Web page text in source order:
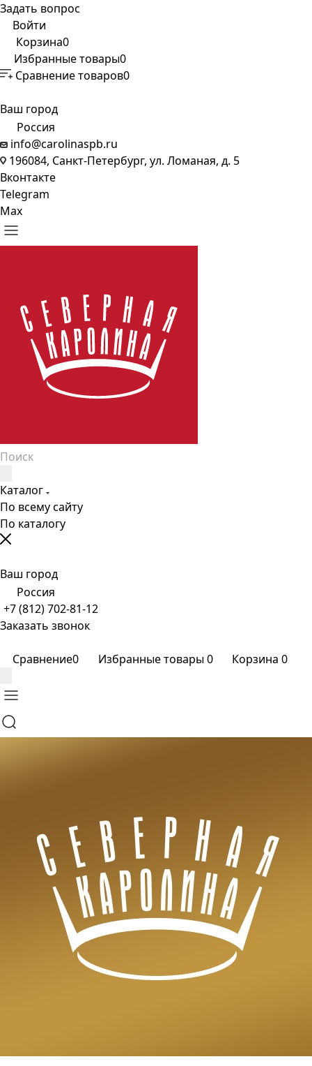
Задать вопрос
Войти
Корзина0
Избранные товары0
Сравнение товаров0
Ваш город
Россия
info@carolinaspb.ru
196084, Санкт-Петербург, ул. Ломаная, д. 5
Вконтакте
Telegram
Max
Каталог
По всему сайту
По каталогу
Ваш город
Россия
+7 (812) 702-81-12
Заказать звонок
Сравнение0 Избранные товары0 Корзина 0